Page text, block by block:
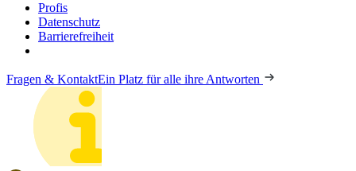
Profis
Datenschutz
Barrierefreiheit
Fragen & KontaktEin Platz für alle ihre Antworten